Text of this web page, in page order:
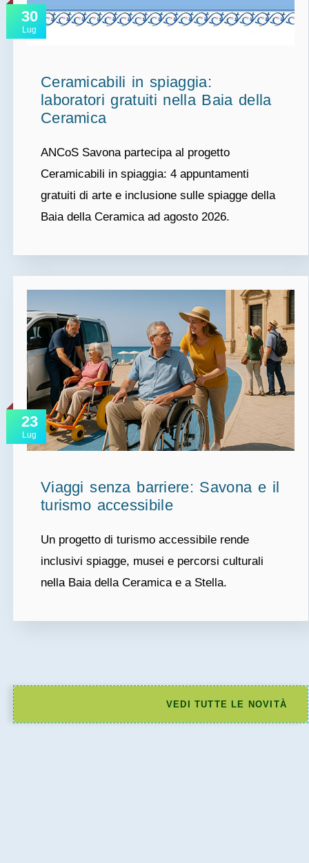
30
Lug
Ceramicabili in spiaggia:
laboratori gratuiti nella Baia della
Ceramica
ANCoS Savona partecipa al progetto
Ceramicabili in spiaggia: 4 appuntamenti
gratuiti di arte e inclusione sulle spiagge della
Baia della Ceramica ad agosto 2026.
23
Lug
Viaggi senza barriere: Savona e il
turismo accessibile
Un progetto di turismo accessibile rende
inclusivi spiagge, musei e percorsi culturali
nella Baia della Ceramica e a Stella.
VEDI TUTTE LE NOVITÀ